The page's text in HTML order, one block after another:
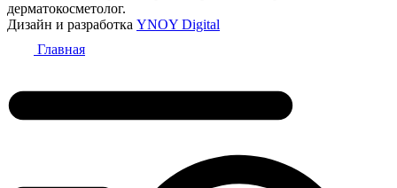
дерматокосметолог.
Дизайн и разработка YNOY Digital
Главная